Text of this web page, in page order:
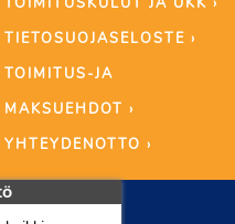
TIETOSUOJASELOSTE ›
TOIMITUS-JA
MAKSUEHDOT ›
YHTEYDENOTTO ›